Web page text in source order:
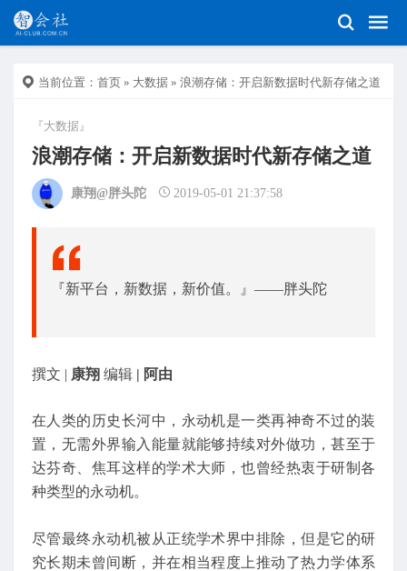
当前位置： 首页 » 大数据 » 浪潮存储：开启新数据时代新存储之道
『大数据』
浪潮存储：开启新数据时代新存储之道
康翔@胖头陀 2019-05-01 21:37:58
『新平台，新数据，新价值。』——胖头陀
撰文 | 康翔 编辑 | 阿由
在人类的历史长河中，永动机是一类再神奇不过的装
置，无需外界输入能量就能够持续对外做功，甚至于
达芬奇、焦耳这样的学术大师，也曾经热衷于研制各
种类型的永动机。
尽管最终永动机被从正统学术界中排除，但是它的研
究长期未曾间断，并在相当程度上推动了热力学体系